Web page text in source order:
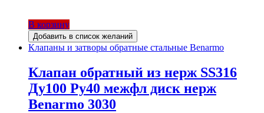
В корзину
Добавить в список желаний
Клапаны и затворы обратные стальные Benarmo
Клапан обратный из нерж SS316
Ду100 Ру40 межфл диск нерж
Benarmo 3030